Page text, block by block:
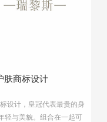
商标设计
肤商标设计
设计，皇冠代表最贵的身
轻与美貌。组合在一起可